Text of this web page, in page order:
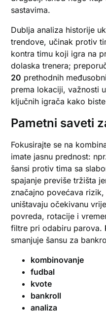
sastavima.
Dublja analiza historije
trendove, učinak protiv
kontra timu koji igra na
dolaska trenera;
20 prethodnih
prema lokaciji, važnosti
ključnih igrača kako
Pametni saveti
Fokusirajte se na
imate jasnu prednost:
šansi protiv tima sa
spajanje previše tržišta
značajno povećava
uništavaju očekivanu
povreda, rotacije i
filtre pri odabiru parova.
smanjuje šansu za
kombinovanje
fudbal
kvote
bankroll
analiza